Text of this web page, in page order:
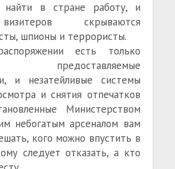
найти в стране работу, и
скрываются
шпионы и террористы.
есть только
предоставляемые
и незатейливые системы
и снятия отпечатков
Министерством
небогатым арсеналом вам
кого можно впустить в
следует отказать, а кто